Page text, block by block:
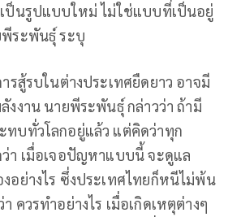
ป็นรูปแบบใหม่ ไม่ใช่แบบที่เป็นอยู่
ระพันธุ์ ระบุ
รสู้รบในต่างประเทศยืดยาว อาจมี
งงาน นายพีระพันธุ์ กล่าวว่า ถ้ามี
บทั่วโลกอยู่แล้ว แต่คิดว่าทุก
า เมื่อเจอปัญหาแบบนี้ จะดูแล
อย่างไร ซึ่งประเทศไทยก็หนีไม่พ้น
ควรทำอย่างไร เมื่อเกิดเหตุต่างๆ